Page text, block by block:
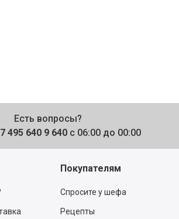
Есть вопросы?
495 640 9 640 с 06:00 до 00:00
Покупателям
Спросите у шефа
Рецепты